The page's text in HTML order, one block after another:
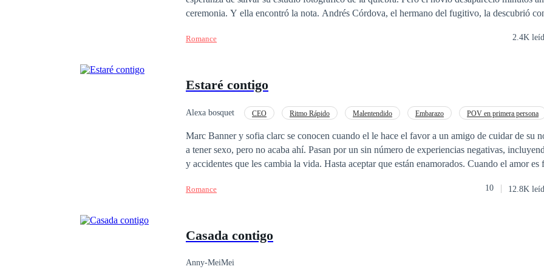
ceremonia. Y ella encontró la nota. Andrés Córdova, el hermano del fugitivo, la descubrió con el mensaje.
una fortuna. La abuela de Andrés se está muriendo y su último deseo es verlo feliz. El
comenzaron a salir a la luz, y lo que empezó como una mentira se convirtió en una trampa
Romance 2.4K
Estaré contigo
Alexa bosquet CEO Ritmo Rápido Malentendido Embarazo
POV en primera persona
Marc Banner y sofia clarc se conocen cuando el le hace el favor a un amigo de cuidar de su
a tener sexo, pero no acaba ahí. Pasan por un sin número de experiencias negativas, incluyendo malentendidos
y accidentes que les cambia la vida. Hasta aceptar que están enamorados. Cuando el amor es
Romance 10 12.8K
Casada contigo
Anny-MeiMei